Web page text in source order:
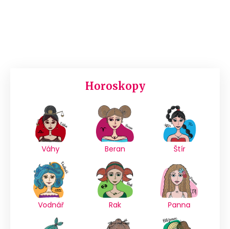
Horoskopy
Váhy Beran Štír
Vodnář Rak Panna